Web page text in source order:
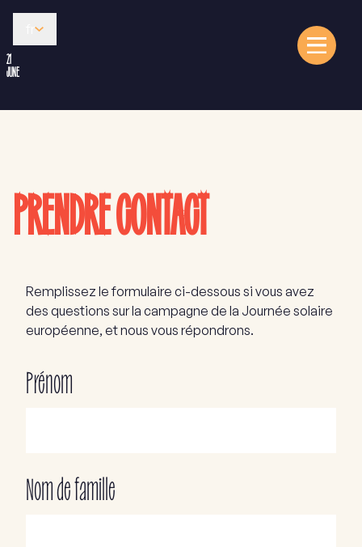
21
JUNE
PRENDRE CONTACT
Remplissez le formulaire ci-dessous si vous avez
des questions sur la campagne de la Journée solaire
européenne, et nous vous répondrons.
Prénom
Nom de famille